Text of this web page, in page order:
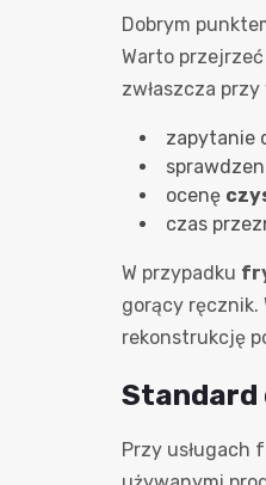
Dobrym
Warto
zwłaszcza
zapytanie
ocenę
czas
W przypadku
gorący ręcznik.
rekonstrukcję
Standard
Przy usługach